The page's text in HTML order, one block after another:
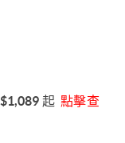
$1,089 起 點擊查